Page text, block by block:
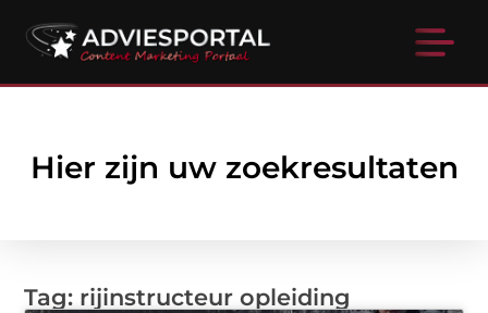
Hier zijn uw zoekresultaten
Tag: rijinstructeur opleiding